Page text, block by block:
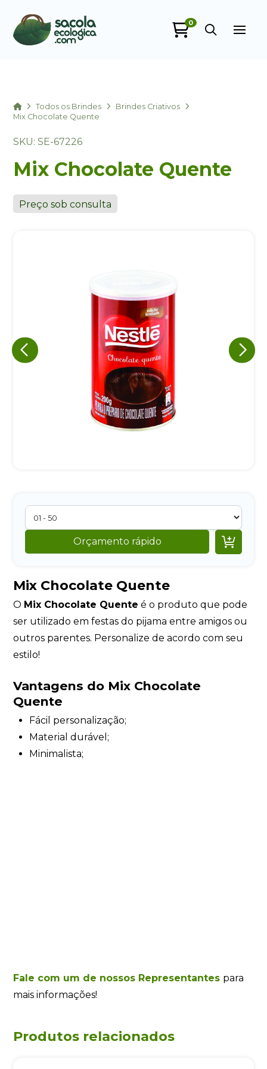
0
HomeTodos os Brindes
Brindes Criativos
Mix Chocolate Quente
SKU: SE-67226
Mix Chocolate Quente
Preço sob consulta
Orçamento rápido 
Mix Chocolate Quente
O Mix Chocolate Quente é o produto que pode
ser utilizado em festas do pijama entre amigos ou
outros parentes. Personalize de acordo com seu
estilo!
Vantagens do Mix Chocolate
Quente
Fácil personalização;
Material durável;
Minimalista;
Fale com um de nossos Representantes para
mais informações!
Produtos relacionados
+55
Eu concordo em receber comunicações.
A nossa empresa está comprometida a proteger e respeitar
sua privacidade, utilizaremos seus dados apenas para fins
de marketing. Você pode alterar suas preferências a
qualquer momento.
Iniciar conversa